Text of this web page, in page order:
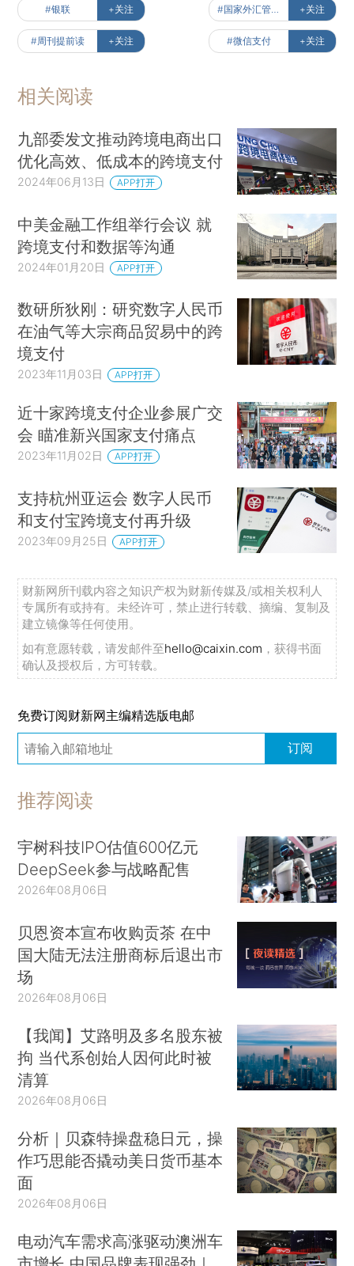
#银联 +关注 #国家外汇管理局 +关注
#周刊提前读 +关注 #微信支付 +关注
相关阅读
九部委发文推动跨境电商出口
优化高效、低成本的跨境支付
2024年06月13日 APP打开
中美金融工作组举行会议 就
跨境支付和数据等沟通
2024年01月20日 APP打开
数研所狄刚：研究数字人民币
在油气等大宗商品贸易中的跨
境支付
2023年11月03日 APP打开
近十家跨境支付企业参展广交
会 瞄准新兴国家支付痛点
2023年11月02日 APP打开
支持杭州亚运会 数字人民币
和支付宝跨境支付再升级
2023年09月25日 APP打开
财新网所刊载内容之知识产权为财新传媒及/或相关权利人
专属所有或持有。未经许可，禁止进行转载、摘编、复制及
建立镜像等任何使用。
如有意愿转载，请发邮件至hello@caixin.com ，获得书面
确认及授权后，方可转载。
免费订阅财新网主编精选版电邮
订阅
推荐阅读
宇树科技IPO估值600亿元
DeepSeek参与战略配售
2026年08月06日
贝恩资本宣布收购贡茶 在中
国大陆无法注册商标后退出市
场
2026年08月06日
【我闻】艾路明及多名股东被
拘 当代系创始人因何此时被
清算
2026年08月06日
分析｜贝森特操盘稳日元，操
作巧思能否撬动美日货币基本
面
2026年08月06日
电动汽车需求高涨驱动澳洲车